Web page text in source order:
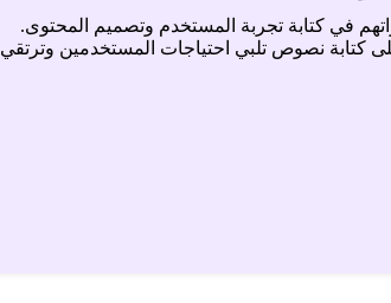
في كتابة تجربة المستخدم وتصميم المحتوى.
كتابة نصوص تلبي احتياجات المستخدمين وترتقي